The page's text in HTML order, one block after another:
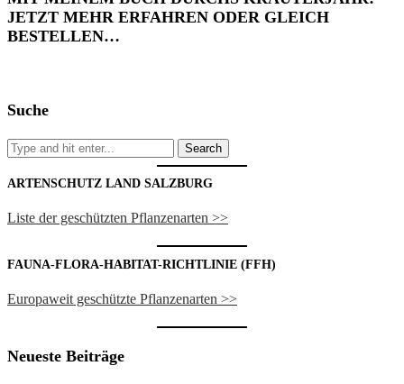
JETZT MEHR ERFAHREN ODER GLEICH
BESTELLEN…
Suche
ARTENSCHUTZ LAND SALZBURG
Liste der geschützten Pflanzenarten >>
FAUNA-FLORA-HABITAT-RICHTLINIE (FFH)
Europaweit geschützte Pflanzenarten >>
Neueste Beiträge